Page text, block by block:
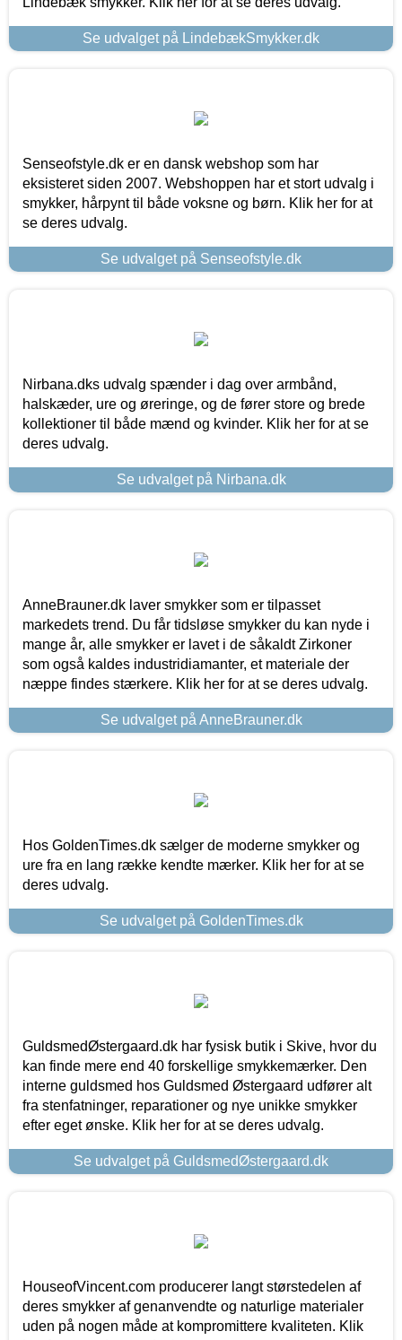
Se udvalget på LindebækSmykker.dk
Senseofstyle.dk er en dansk webshop som har
eksisteret siden 2007. Webshoppen har et stort udvalg i
smykker, hårpynt til både voksne og børn. Klik her for at
se deres udvalg.
Se udvalget på Senseofstyle.dk
Nirbana.dks udvalg spænder i dag over armbånd,
halskæder, ure og øreringe, og de fører store og brede
kollektioner til både mænd og kvinder. Klik her for at se
deres udvalg.
Se udvalget på Nirbana.dk
AnneBrauner.dk laver smykker som er tilpasset
markedets trend. Du får tidsløse smykker du kan nyde i
mange år, alle smykker er lavet i de såkaldt Zirkoner
som også kaldes industridiamanter, et materiale der
næppe findes stærkere. Klik her for at se deres udvalg.
Se udvalget på AnneBrauner.dk
Hos GoldenTimes.dk sælger de moderne smykker og
ure fra en lang række kendte mærker. Klik her for at se
deres udvalg.
Se udvalget på GoldenTimes.dk
GuldsmedØstergaard.dk har fysisk butik i Skive, hvor du
kan finde mere end 40 forskellige smykkemærker. Den
interne guldsmed hos Guldsmed Østergaard udfører alt
fra stenfatninger, reparationer og nye unikke smykker
efter eget ønske. Klik her for at se deres udvalg.
Se udvalget på GuldsmedØstergaard.dk
HouseofVincent.com producerer langt størstedelen af
deres smykker af genanvendte og naturlige materialer
uden på nogen måde at kompromittere kvaliteten. Klik